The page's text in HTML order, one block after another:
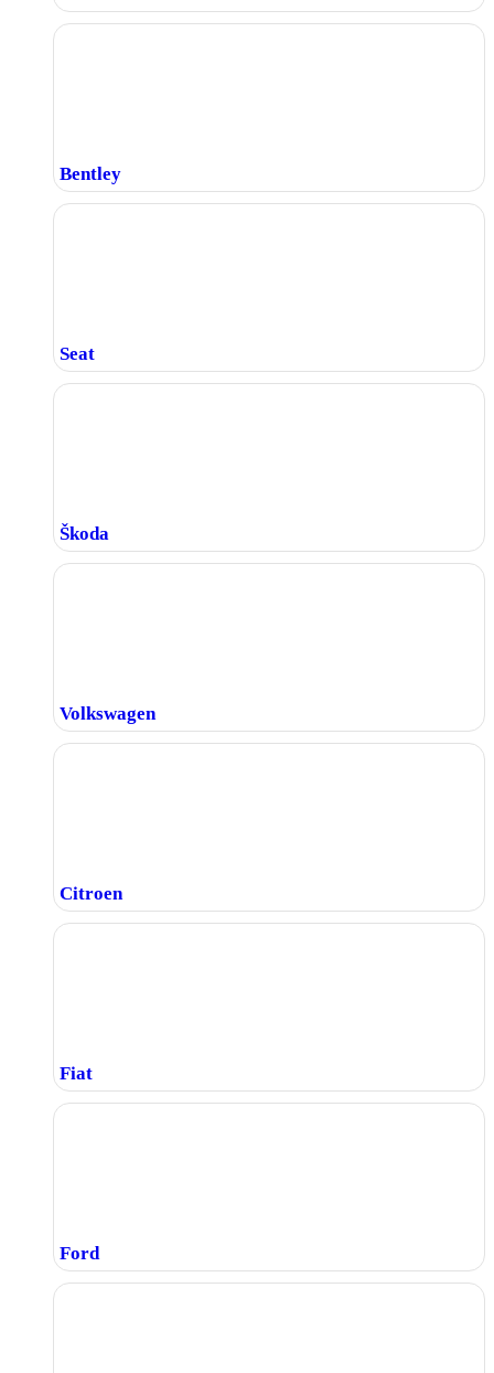
Bentley
Seat
Škoda
Volkswagen
Citroen
Fiat
Ford